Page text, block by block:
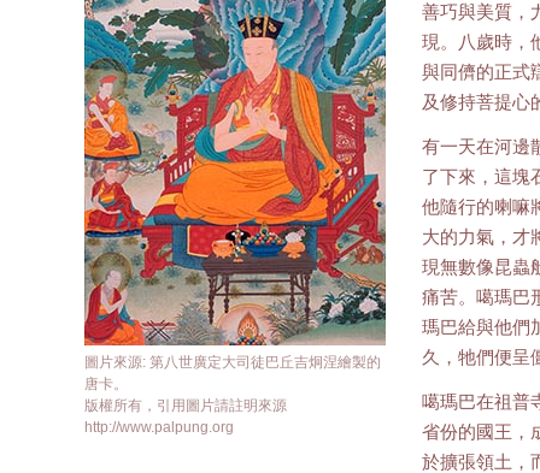
圖片來源: 第八世廣定大司徒巴丘吉炯涅繪製的
唐卡。
版權所有，引用圖片請註明來源
http://www.palpung.org
善巧與美質，
現。八歲時，
與同儕的正式
及修持菩提心
有一天在河邊
了下來，這塊
他隨行的喇嘛
大的力氣，才
現無數像昆蟲
痛苦。噶瑪巴
瑪巴給與他們
久，牠們便呈
噶瑪巴在祖普
省份的國王，
於擴張領土，